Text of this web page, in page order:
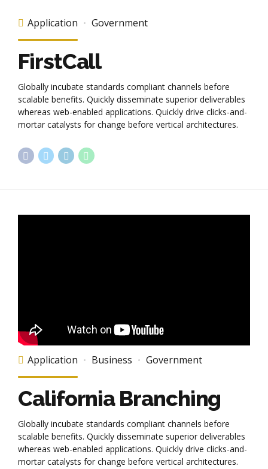
Application Government
FirstCall
Globally incubate standards compliant channels before
scalable benefits. Quickly disseminate superior deliverables
whereas web-enabled applications. Quickly drive clicks-and-
mortar catalysts for change before vertical architectures.
Application Business Government
California Branching
Globally incubate standards compliant channels before
scalable benefits. Quickly disseminate superior deliverables
whereas web-enabled applications. Quickly drive clicks-and-
mortar catalysts for change before vertical architectures.